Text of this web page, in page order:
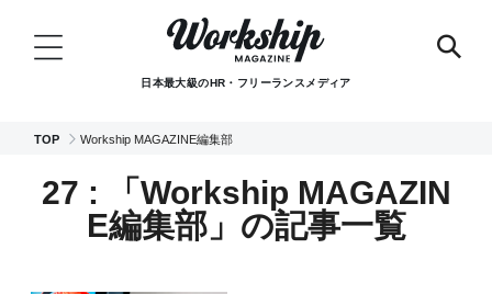
日本最大級のHR・フリーランスメディア
TOP Workship MAGAZINE編集部
27 : 「Workship MAGAZIN
E編集部」の記事一覧